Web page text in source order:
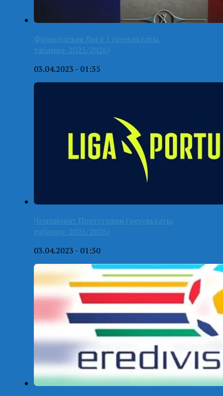
Французская Лига 1 (результаты,
таблица-2025/2026)
03.04.2023 - 01:35
Чемпионат Португалии (результаты,
таблица-2025/2026)
03.04.2023 - 01:30